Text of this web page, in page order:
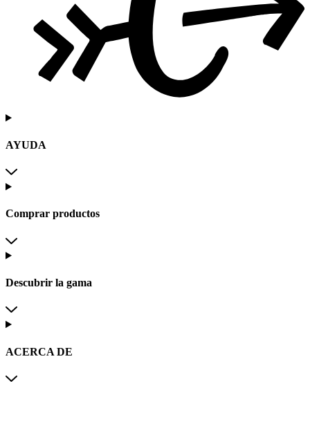
AYUDA
Comprar productos
Descubrir la gama
ACERCA DE